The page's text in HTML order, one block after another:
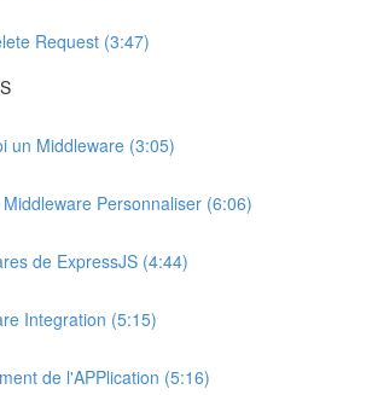
Request (3:47)
un Middleware (3:05)
Personnaliser (6:06)
de ExpressJS (4:44)
Integration (5:15)
de l'APPlication (5:16)